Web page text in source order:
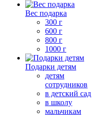
Вес подарка
300 г
600 г
800 г
1000 г
Подарки детям
детям
сотрудников
в детский сад
в школу
мальчикам